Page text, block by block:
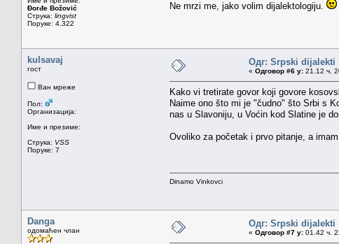
Đorđe Božović
Струка: lingvist
Поруке: 4.322
Ne mrzi me, jako volim dijalektologiju.
kulsavaj
гост
Ван мреже
Пол:
Организација:
Име и презиме:
Струка: VSS
Поруке: 7
Одг: Srpski dijalekti
« Одговор #6 у: 21.12 ч.
Kako vi tretirate govor koji govore
Naime ono što mi je "čudno" što Srbi s
nas u Slavoniju, u Voćin kod Slatine je
Ovoliko za početak i prvo pitanje, a
Dinamo Vinkovci
Danga
одомаћен члан
Одг: Srpski dijalekti
« Одговор #7 у: 01.42 ч.